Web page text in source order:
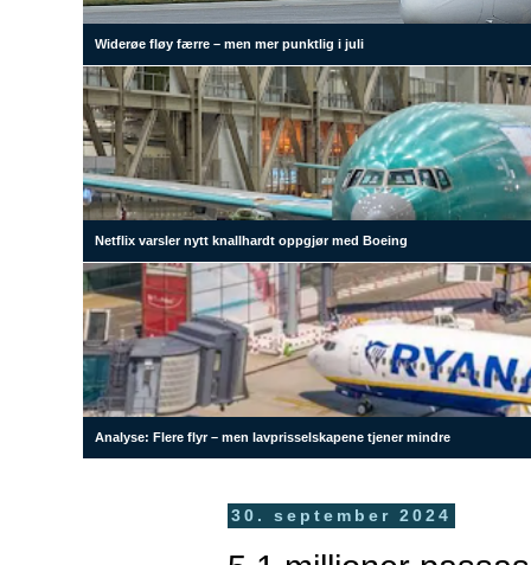
Widerøe fløy færre – men mer punktlig i juli
Netflix varsler nytt knallhardt oppgjør med Boeing
Analyse: Flere flyr – men lavprisselskapene tjener mindre
30. september 2024